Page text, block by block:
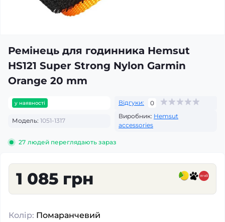
Ремінець для годинника Hemsut
HS121 Super Strong Nylon Garmin
Orange 20 mm
у наявності Відгуки: 0
Модель: 1051-1317
Виробник: Hemsut
accessories
27 людей переглядають зараз
1 085 грн
Колір: Помаранчевий